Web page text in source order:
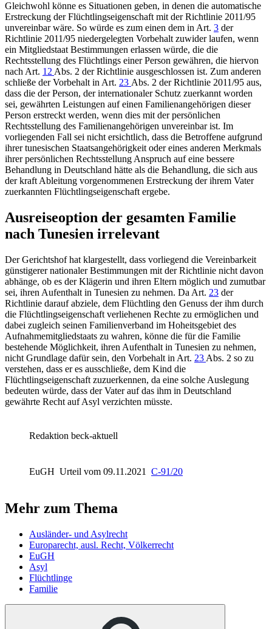
Gleichwohl könne es Situationen geben, in denen die automatische
Erstreckung der Flüchtlingseigenschaft mit der Richtlinie 2011/95
unvereinbar wäre. So würde es zum einen dem in Art. 3 der
Richtlinie 2011/95 niedergelegten Vorbehalt zuwider laufen, wenn
ein Mitgliedstaat Bestimmungen erlassen würde, die die
Rechtsstellung des Flüchtlings einer Person gewähren, die hiervon
nach Art. 12 Abs. 2 der Richtlinie ausgeschlossen ist. Zum anderen
schließe der Vorbehalt in Art. 23 Abs. 2 der Richtlinie 2011/95 aus,
dass die der Person, der internationaler Schutz zuerkannt worden
sei, gewährten Leistungen auf einen Familienangehörigen dieser
Person erstreckt werden, wenn dies mit der persönlichen
Rechtsstellung des Familienangehörigen unvereinbar ist. Im
vorliegenden Fall sei nicht ersichtlich, dass die Betroffene aufgrund
ihrer tunesischen Staatsangehörigkeit oder eines anderen Merkmals
ihrer persönlichen Rechtsstellung Anspruch auf eine bessere
Behandlung in Deutschland hätte als die Behandlung, die sich aus
der kraft Ableitung vorgenommenen Erstreckung der ihrem Vater
zuerkannten Flüchtlingseigenschaft ergebe.
Ausreiseoption der gesamten Familie
nach Tunesien irrelevant
Der Gerichtshof hat klargestellt, dass vorliegend die Vereinbarkeit
günstigerer nationaler Bestimmungen mit der Richtlinie nicht davon
abhänge, ob es der Klägerin und ihren Eltern möglich und zumutbar
sei, ihren Aufenthalt in Tunesien zu nehmen. Da Art. 23 der
Richtlinie darauf abziele, dem Flüchtling den Genuss der ihm durch
die Flüchtlingseigenschaft verliehenen Rechte zu ermöglichen und
dabei zugleich seinen Familienverband im Hoheitsgebiet des
Aufnahmemitgliedstaats zu wahren, könne die für die Familie
bestehende Möglichkeit, ihren Aufenthalt in Tunesien zu nehmen,
nicht Grundlage dafür sein, den Vorbehalt in Art. 23 Abs. 2 so zu
verstehen, dass er es ausschließe, dem Kind die
Flüchtlingseigenschaft zuzuerkennen, da eine solche Auslegung
bedeuten würde, dass der Vater auf das ihm in Deutschland
gewährte Recht auf Asyl verzichten müsste.
Redaktion beck-aktuell
EuGH Urteil vom 09.11.2021 C-91/20
Mehr zum Thema
Ausländer- und Asylrecht
Europarecht, ausl. Recht, Völkerrecht
EuGH
Asyl
Flüchtlinge
Familie